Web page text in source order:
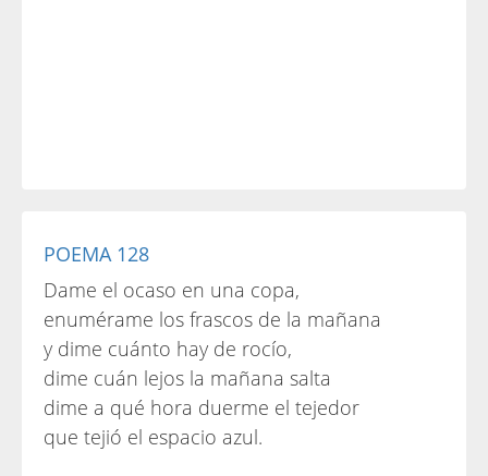
POEMA 128
Dame el ocaso en una copa,
enumérame los frascos de la mañana
y dime cuánto hay de rocío,
dime cuán lejos la mañana salta
dime a qué hora duerme el tejedor
que tejió el espacio azul.